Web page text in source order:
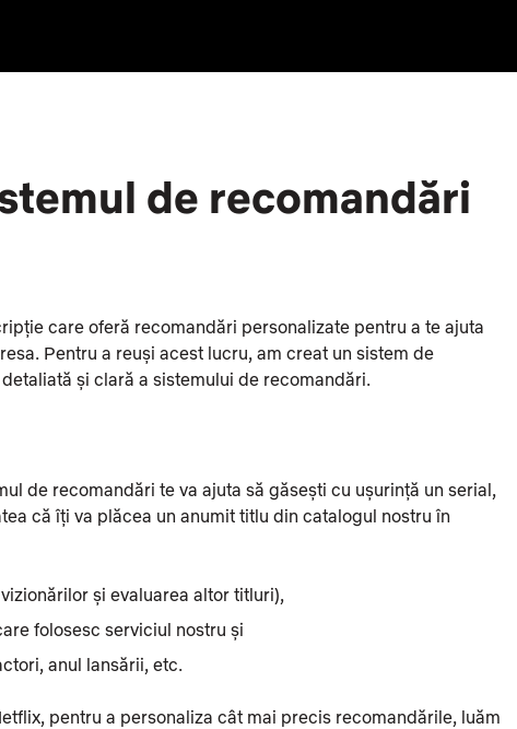
de recomandări
care oferă recomandări personalizate pentru a te ajuta
Pentru a reuși acest lucru, am creat un sistem de
și clară a sistemului de recomandări.
de recomandări te va ajuta să găsești cu ușurință un serial,
că îți va plăcea un anumit titlu din catalogul nostru în
și evaluarea altor titluri),
folosesc serviciul nostru și
anul lansării, etc.
pentru a personaliza cât mai precis recomandările, luăm